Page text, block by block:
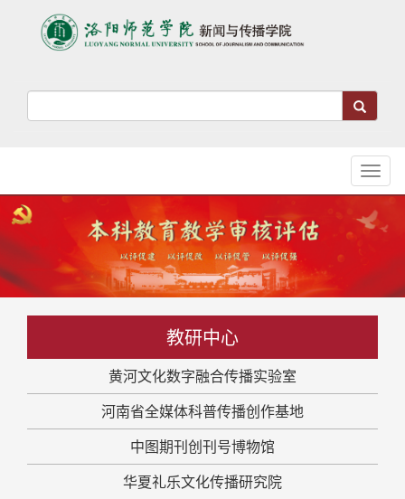
教研中心
黄河文化数字融合传播实验室
河南省全媒体科普传播创作基地
中图期刊创刊号博物馆
华夏礼乐文化传播研究院